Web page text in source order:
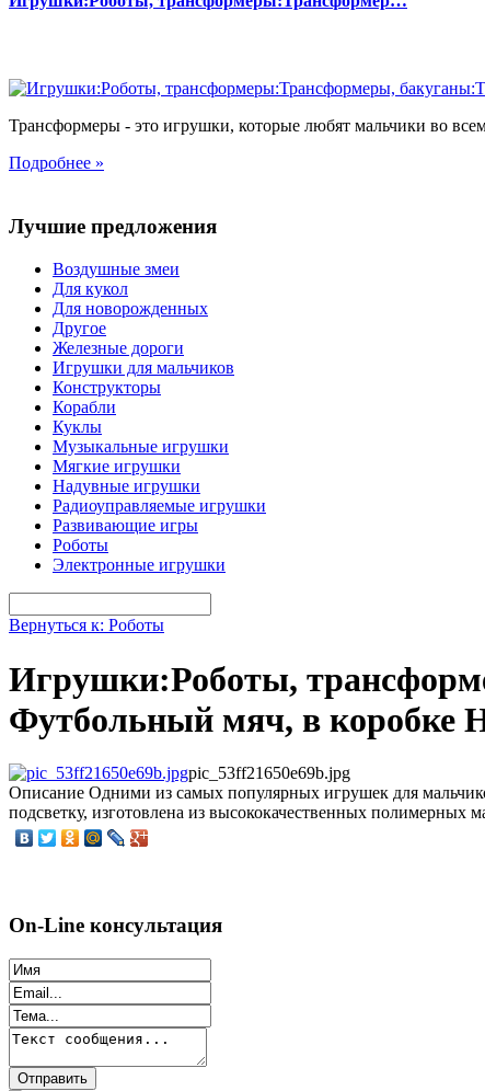
Трансформеры - это игрушки, которые любят мальчики во
Подробнее »
Лучшие предложения
Воздушные змеи
Для кукол
Для новорожденных
Другое
Железные дороги
Игрушки для мальчиков
Конструкторы
Корабли
Куклы
Музыкальные игрушки
Мягкие игрушки
Надувные игрушки
Радиоуправляемые игрушки
Развивающие игры
Роботы
Электронные игрушки
Вернуться к: Роботы
Игрушки:Роботы,
Футбольный мяч, в коробке
pic_53ff21650e69b.jpg
Описание Одними из самых популярных игрушек для
подсветку, изготовлена из высококачественных полимерных
On-Line консультация